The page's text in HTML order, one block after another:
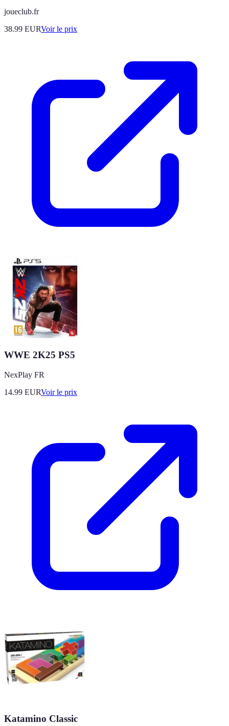
joueclub.fr
38.99 EURVoir le prix
WWE 2K25 PS5
NexPlay FR
14.99 EURVoir le prix
Katamino Classic